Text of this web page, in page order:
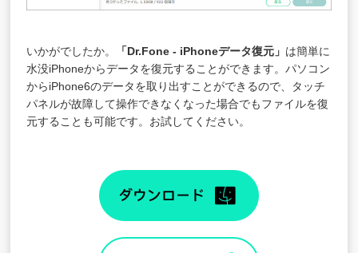
いかがでしたか。 「Dr.Fone - iPhoneデータ復元」 は簡単に
水没iPhoneからデータを復元することができます。パソコン
からiPhone6のデータを取り出すことができるので、タッチ
パネルが故障して操作できなくなった場合でもファイルを復
元することも可能です。お試してください。